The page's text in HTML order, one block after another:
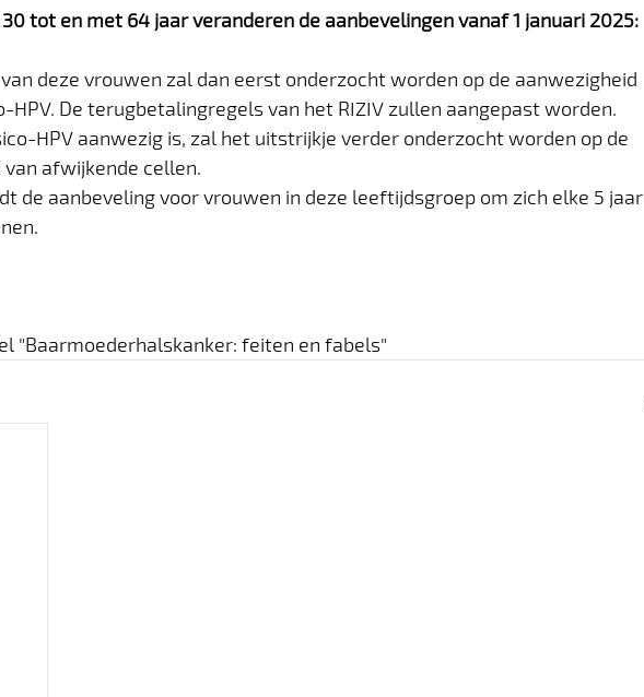
tot en met 64 jaar veranderen de aanbevelingen vanaf 1 januari 2025:
deze vrouwen zal dan eerst onderzocht worden op de aanwezigheid
HPV. De terugbetalingregels van het RIZIV zullen aangepast worden.
HPV aanwezig is, zal het uitstrijkje verder onderzocht worden op de
afwijkende cellen.
de aanbeveling voor vrouwen in deze leeftijdsgroep om zich elke 5 jaar
"Baarmoederhalskanker: feiten en fabels"